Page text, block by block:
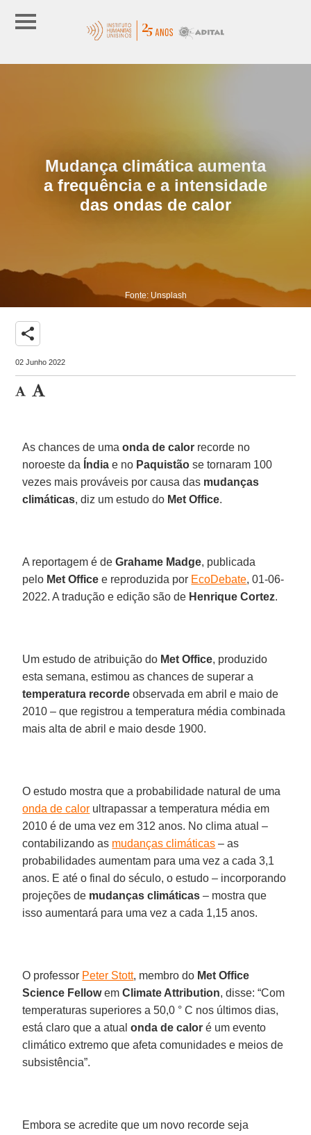
Mudança climática aumenta
a frequência e a intensidade
das ondas de calor
Fonte: Unsplash
share
02 Junho 2022
As chances de umaonda de calor recorde no
noroeste da Índia e no Paquistão se tornaram 100
vezes mais prováveis por causa das mudanças
climáticas, diz um estudo do Met Office.
A reportagem é deGrahame Madge, publicada
pelo Met Office e reproduzida por EcoDebate, 01-06-
2022. A tradução e edição são de Henrique Cortez.
Um estudo de atribuição do Met Office, produzido
esta semana, estimou as chances de superar a
temperatura recorde observada em abril e maio de
2010 – que registrou a temperatura média combinada
mais alta de abril e maio desde 1900.
O estudo mostra que a probabilidade natural de uma
onda de calor ultrapassar a temperatura média em
2010 é de uma vez em 312 anos. No clima atual –
contabilizando as mudanças climáticas – as
probabilidades aumentam para uma vez a cada 3,1
anos. E até o final do século, o estudo – incorporando
projeções de mudanças climáticas – mostra que
isso aumentará para uma vez a cada 1,15 anos.
O professor Peter Stott, membro do Met Office
Science FellowemClimate Attribution, disse: “Com
temperaturas superiores a 50,0 ° C nos últimos dias,
está claro que a atualonda de calor é um evento
climático extremo que afeta comunidades e meios de
subsistência”.
Embora se acredite que um novo recorde seja